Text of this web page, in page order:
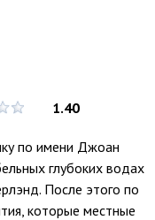
1.40
по имени Джоан
глубоких водах
После этого по
которые местные